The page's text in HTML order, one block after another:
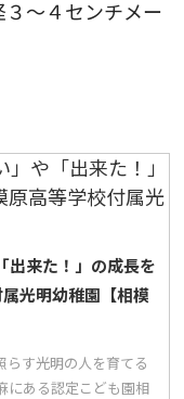
〜４センチメー
出来た！」の成長を
光明幼稚園【相模
らす光明の人を育てる
にある認定こども園相